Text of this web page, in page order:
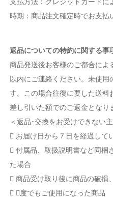
時期：商品注文確定時でお支払
返品についての特約に関する事
商品発送後お客様のご都合によ
以内にご連絡ください。未使用
す。この場合往復に要した送
差し引いた額でのご返金となり
＜返品･交換をお受けできない
 お届け日から７日を経過して
 付属品、取扱説明書など同梱
た場合
 商品受け取り後に商品の破損
 １度でもご使用になった商品